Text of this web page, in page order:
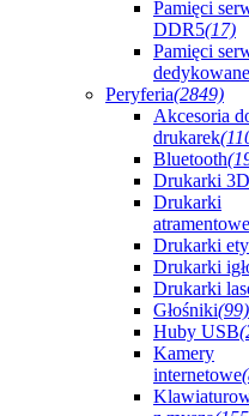
Pamięci
DDR5(17)
Pamięci
dedykowane
Peryferia(2849)
Akcesoria
drukarek
Bluetooth
Drukarki 3D
Drukarki
atramentowe
Drukarki
Drukarki
Drukarki
Głośniki(99)
Huby USB
Kamery
internetowe